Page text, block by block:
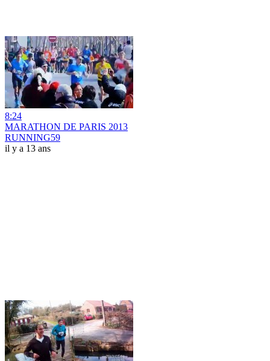
8:24
MARATHON DE PARIS 2013
RUNNING59
il y a 13 ans